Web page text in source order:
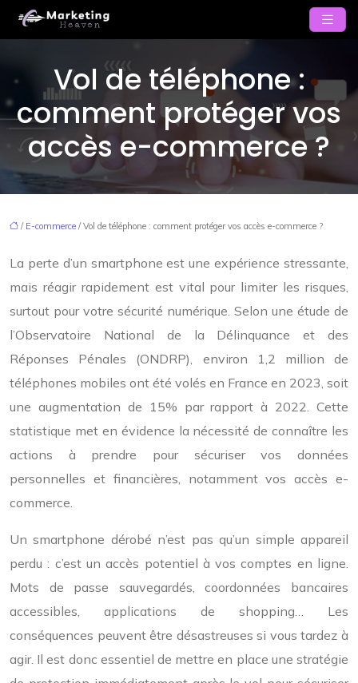
Vol de téléphone :
comment protéger vos
accès e-commerce ?
/ E-commerce / Vol de téléphone : comment protéger vos accès e-commerce ?
La perte d’un smartphone est une expérience stressante,
mais réagir rapidement est vital pour limiter les risques,
surtout pour votre sécurité numérique. Selon une étude de
l’Observatoire National de la Délinquance et des
Réponses Pénales (ONDRP), environ 1,2 million de
téléphones mobiles ont été volés en France en 2023, soit
une augmentation de 15% par rapport à 2022. Cette
statistique met en évidence la nécessité de connaître les
actions à prendre pour sécuriser vos données
personnelles et financières, notamment vos accès e-
commerce.
Un smartphone dérobé n’est pas qu’un simple appareil
perdu : c’est un accès potentiel à vos comptes en ligne.
Mots de passe sauvegardés, coordonnées bancaires
accessibles, applications de shopping… Les
conséquences peuvent être désastreuses si vous tardez à
agir. Il est donc essentiel de mettre en place une stratégie